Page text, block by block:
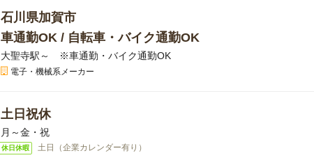
石川県加賀市
車通勤OK / 自転車・バイク通勤OK
大聖寺駅～ ※車通勤・バイク通勤OK
電子・機械系メーカー
土日祝休
月～金・祝
休日休暇 土日（企業カレンダー有り）